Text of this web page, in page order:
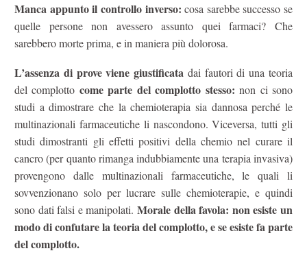
Manca appunto il controllo inverso: cosa sarebbe successo se
quelle persone non avessero assunto quei farmaci? Che
sarebbero morte prima, e in maniera più dolorosa.
L’assenza di prove viene giustificata dai fautori di una teoria
del complotto come parte del complotto stesso: non ci sono
studi a dimostrare che la chemioterapia sia dannosa perché le
multinazionali farmaceutiche li nascondono. Viceversa, tutti gli
studi dimostranti gli effetti positivi della chemio nel curare il
cancro (per quanto rimanga indubbiamente una terapia invasiva)
provengono dalle multinazionali farmaceutiche, le quali li
sovvenzionano solo per lucrare sulle chemioterapie, e quindi
sono dati falsi e manipolati. Morale della favola: non esiste un
modo di confutare la teoria del complotto, e se esiste fa parte
del complotto.